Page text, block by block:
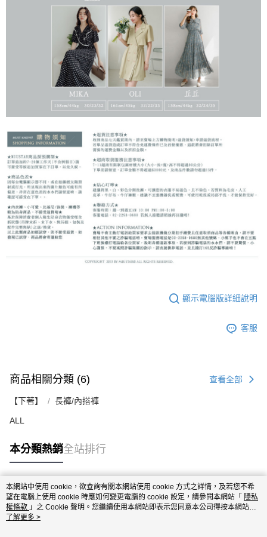
顯示電腦版詳細說明
客服
商品相關分類 (6) 查看全部
【下著】 長褲/內搭褲
ALL
本分類熱銷全站排行
熱門標籤
本網站中使用 cookie，欲查詢有關本網站使用 cookie 方式之詳情，及若您不希
望在電腦上使用 cookie 時應如何變更電腦的 cookie 設定，請參閱本網站「 隱私
權條款 」之 Cookie 聲明。您繼續使用本網站即表示您同意本公司得按本網站使
用條款之 Cookie 聲明使用 cookie。
了解更多 >